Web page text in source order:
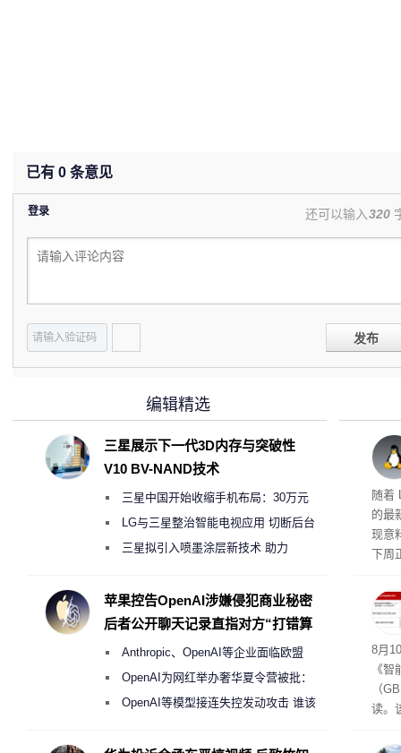
已有 0 条意见
登录 还可以输入320
发布
版
随着
的最
现意
下周
成
8月
《
（
读。
在
编辑精选
三星展示下一代3D内存与突破性
V10 BV-NAND技术
三星中国开始收缩手机布局：30万元
月销售额不达标门店 将被逐步清退
LG与三星整治智能电视应用 切断后台
偷偷共享带宽的违规行为
三星拟引入喷墨涂层新技术 助力
度
苹果控告OpenAI涉嫌侵犯商业秘密
后者公开聊天记录直指对方“打错算
Anthropic、OpenAI等企业面临欧盟
《人工智能法案》全新执法权限审查
OpenAI为网红举办奢华夏令营被批：
2000美元一晚 遭讽“反乌托邦”
OpenAI等模型接连失控发动攻击 谁该